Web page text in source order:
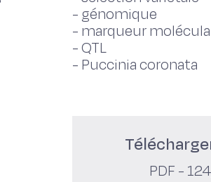
- génomique
- marqueur
-QTL
- Puccinia coronata
PDF -